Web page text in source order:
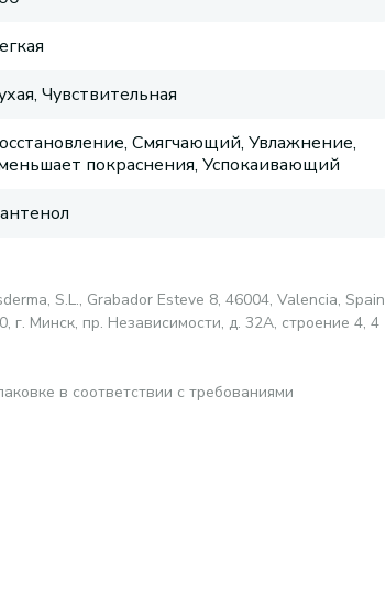
Чувствительная
Смягчающий, Увлажнение,
покраснения, Успокаивающий
S.L., Grabador Esteve 8, 46004, Valencia, Spain
Минск, пр. Независимости, д. 32А, строение 4, 4
в соответствии с требованиями